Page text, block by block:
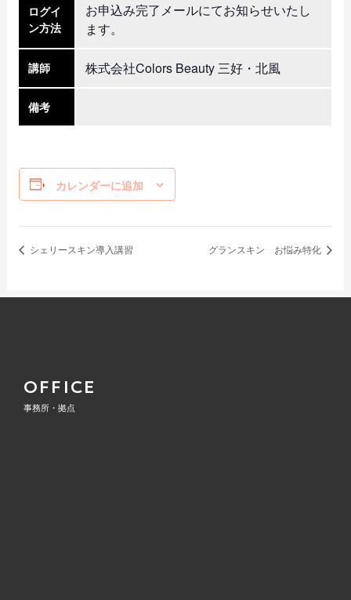
ログイ
ン方法
お申込み完了メールにてお知らせいたし
ます。
講師 株式会社Colors Beauty 三好・北風
備考
カレンダーに追加
シェリースキン導入講習 グランスキン お悩み特化
OFFICE
事務所・拠点